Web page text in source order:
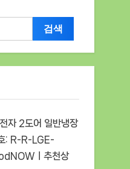
검색
자 2도어 일반냉장
: R-R-LGE-
ㅣ추천상